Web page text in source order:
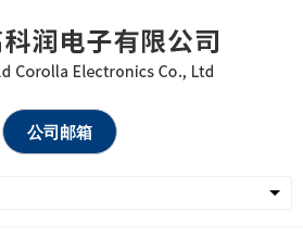
公司邮箱